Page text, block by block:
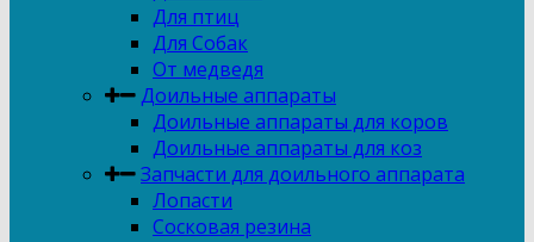
Для птиц
Для Собак
От медведя
Доильные аппараты
Доильные аппараты для коров
Доильные аппараты для коз
Запчасти для доильного аппарата
Лопасти
Сосковая резина